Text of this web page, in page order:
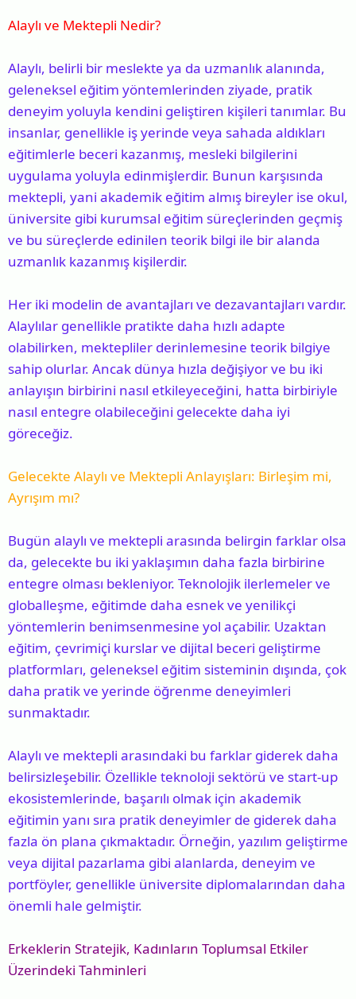
Alaylı ve Mektepli Nedir?
Alaylı, belirli bir meslekte ya da uzmanlık alanında,
geleneksel eğitim yöntemlerinden ziyade, pratik
deneyim yoluyla kendini geliştiren kişileri tanımlar. Bu
insanlar, genellikle iş yerinde veya sahada aldıkları
eğitimlerle beceri kazanmış, mesleki bilgilerini
uygulama yoluyla edinmişlerdir. Bunun karşısında
mektepli, yani akademik eğitim almış bireyler ise okul,
üniversite gibi kurumsal eğitim süreçlerinden geçmiş
ve bu süreçlerde edinilen teorik bilgi ile bir alanda
uzmanlık kazanmış kişilerdir.
Her iki modelin de avantajları ve dezavantajları vardır.
Alaylılar genellikle pratikte daha hızlı adapte
olabilirken, mektepliler derinlemesine teorik bilgiye
sahip olurlar. Ancak dünya hızla değişiyor ve bu iki
anlayışın birbirini nasıl etkileyeceğini, hatta birbiriyle
nasıl entegre olabileceğini gelecekte daha iyi
göreceğiz.
Gelecekte Alaylı ve Mektepli Anlayışları: Birleşim mi,
Ayrışım mı?
Bugün alaylı ve mektepli arasında belirgin farklar olsa
da, gelecekte bu iki yaklaşımın daha fazla birbirine
entegre olması bekleniyor. Teknolojik ilerlemeler ve
globalleşme, eğitimde daha esnek ve yenilikçi
yöntemlerin benimsenmesine yol açabilir. Uzaktan
eğitim, çevrimiçi kurslar ve dijital beceri geliştirme
platformları, geleneksel eğitim sisteminin dışında, çok
daha pratik ve yerinde öğrenme deneyimleri
sunmaktadır.
Alaylı ve mektepli arasındaki bu farklar giderek daha
belirsizleşebilir. Özellikle teknoloji sektörü ve start-up
ekosistemlerinde, başarılı olmak için akademik
eğitimin yanı sıra pratik deneyimler de giderek daha
fazla ön plana çıkmaktadır. Örneğin, yazılım geliştirme
veya dijital pazarlama gibi alanlarda, deneyim ve
portföyler, genellikle üniversite diplomalarından daha
önemli hale gelmiştir.
Erkeklerin Stratejik, Kadınların Toplumsal Etkiler
Üzerindeki Tahminleri